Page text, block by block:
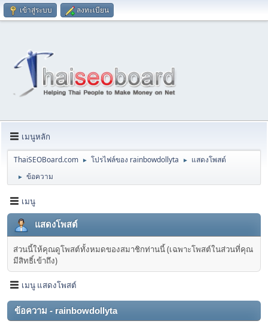
เข้าสู่ระบบ ลงทะเบียน
เมนูหลัก
ThaiSEOBoard.com ► โปรไฟล์ของ rainbowdollyta ► แสดงโพสต์
► ข้อความ
เมนู
แสดงโพสต์
ส่วนนี้ให้คุณดูโพสต์ทั้งหมดของสมาชิกท่านนี้ (เฉพาะโพสต์ในส่วนที่คุณ
มีสิทธิ์เข้าถึง)
เมนู แสดงโพสต์
ข้อความ - rainbowdollyta